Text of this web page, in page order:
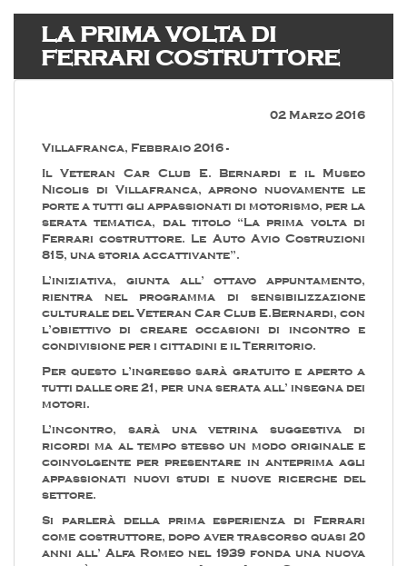
LA PRIMA VOLTA DI
FERRARI COSTRUTTORE
02 Marzo 2016
Villafranca, Febbraio 2016 -
Il Veteran Car Club E. Bernardi e il Museo
Nicolis di Villafranca, aprono nuovamente le
porte a tutti gli appassionati di motorismo, per la
serata tematica, dal titolo “La prima volta di
Ferrari costruttore. Le Auto Avio Costruzioni
815, una storia accattivante”.
L’iniziativa, giunta all’ ottavo appuntamento,
rientra nel programma di sensibilizzazione
culturale del Veteran Car Club E.Bernardi, con
l’obiettivo di creare occasioni di incontro e
condivisione per i cittadini e il Territorio.
Per questo l’ingresso sarà gratuito e aperto a
tutti dalle ore 21, per una serata all’ insegna dei
motori.
L’incontro, sarà una vetrina suggestiva di
ricordi ma al tempo stesso un modo originale e
coinvolgente per presentare in anteprima agli
appassionati nuovi studi e nuove ricerche del
settore.
Si parlerà della prima esperienza di Ferrari
come costruttore, dopo aver trascorso quasi 20
anni all’ Alfa Romeo nel 1939 fonda una nuova